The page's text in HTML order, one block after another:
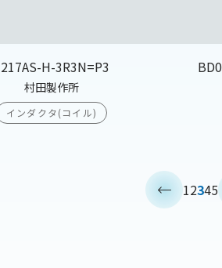
H-3R3N=P3
村田製作所
インダクタ(コイル)
12345